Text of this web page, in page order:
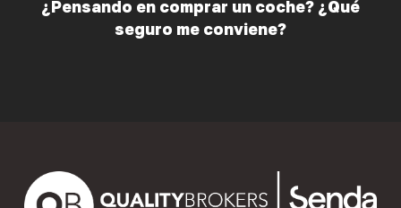
¿Pensando en comprar un coche? ¿Qué
seguro me conviene?